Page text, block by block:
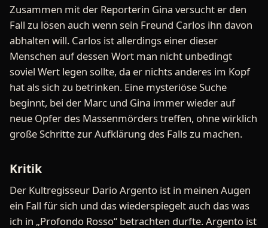
Zusammen mit der Reporterin Gina versucht er den
Fall zu lösen auch wenn sein Freund Carlos ihn davon
abhalten will. Carlos ist allerdings einer dieser
Menschen auf dessen Wort man nicht unbedingt
soviel Wert legen sollte, da er nichts anderes im Kopf
hat als sich zu betrinken. Eine mysteriöse Suche
beginnt, bei der Marc und Gina immer wieder auf
neue Opfer des Massenmörders treffen, ohne wirklich
große Schritte zur Aufklärung des Falls zu machen.
Kritik
Der Kultregisseur Dario Argento ist in meinen Augen
ein Fall für sich und das wiederspiegelt auch das was
ich in „Profondo Rosso“ betrachten durfte. Argento ist